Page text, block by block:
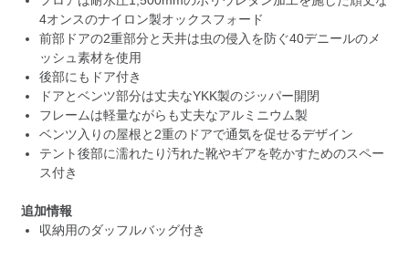
4オンスのナイロン製オックスフォード
前部ドアの2重部分と天井は虫の侵入を防ぐ40デニールのメ
ッシュ素材を使用
後部にもドア付き
ドアとベンツ部分は丈夫なYKK製のジッパー開閉
フレームは軽量ながらも丈夫なアルミニウム製
ベンツ入りの屋根と2重のドアで通気を促せるデザイン
テント後部に濡れたり汚れた靴やギアを乾かすためのスペー
ス付き
追加情報
収納用のダッフルバッグ付き